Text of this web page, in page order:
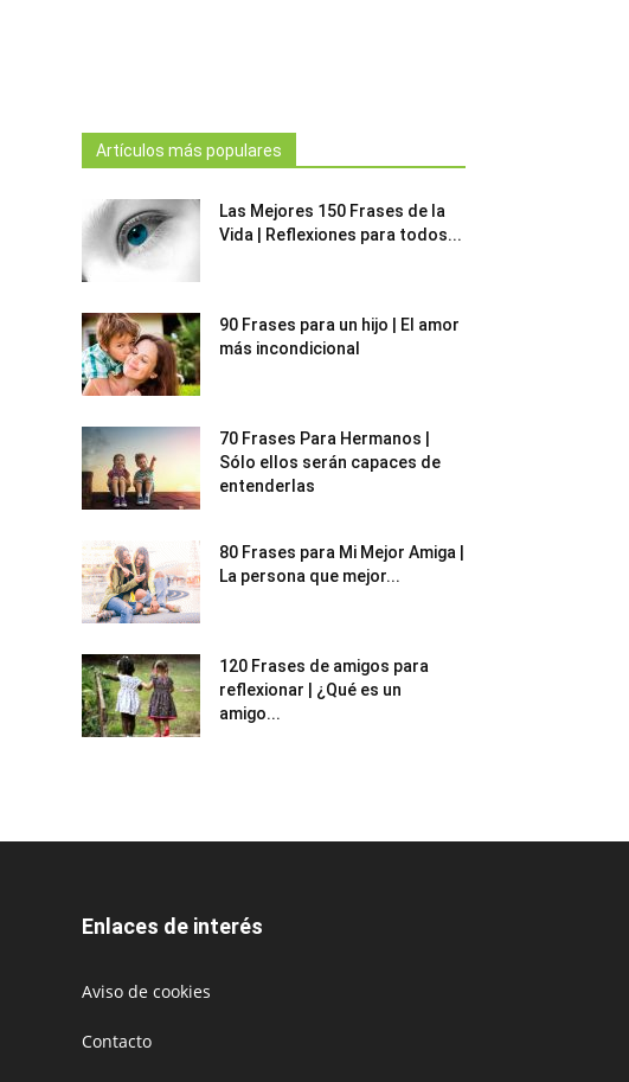
Artículos más populares
Las Mejores 150 Frases de la
Vida | Reflexiones para todos...
90 Frases para un hijo | El amor
más incondicional
70 Frases Para Hermanos |
Sólo ellos serán capaces de
entenderlas
80 Frases para Mi Mejor Amiga |
La persona que mejor...
120 Frases de amigos para
reflexionar | ¿Qué es un
amigo...
Enlaces de interés
Aviso de cookies
Contacto